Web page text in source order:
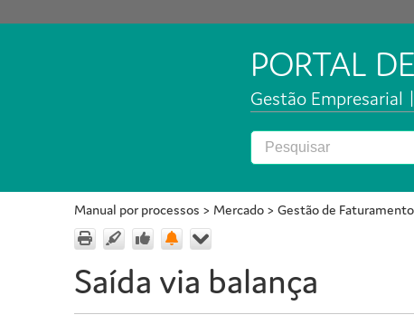
PORTAL
Gestão Empresarial
Manual por processos > Mercado > Gestão de Faturamento
Saída via balança